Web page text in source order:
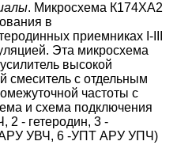
. Микросхема К174ХА2
в
приемниках I-III
Эта микросхема
высокой
смеситель с отдельным
частоты с
и схема подключения
2 - гетеродин, 3 -
АРУ УВЧ, 6 -УПТ АРУ УПЧ)